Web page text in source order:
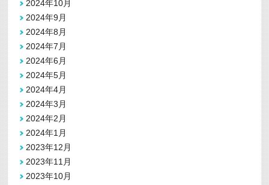
2024年10月
2024年9月
2024年8月
2024年7月
2024年6月
2024年5月
2024年4月
2024年3月
2024年2月
2024年1月
2023年12月
2023年11月
2023年10月